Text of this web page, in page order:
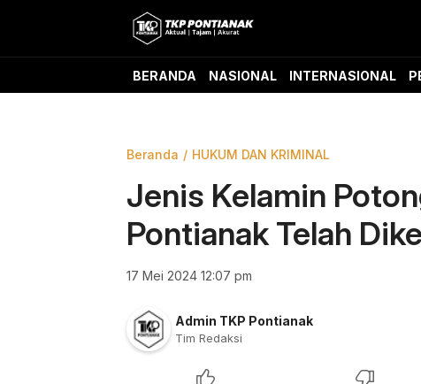
content
TKP Pontianak
Aktual, Tajam, dan Akurat
BERANDA NASIONAL INTERNASIONAL
Beranda HUKUM DAN KRIMINAL
Jenis Kelamin
Pontianak Telah
17 Mei 2024 12:07 pm
Admin TKP Pontianak
Tim Redaksi